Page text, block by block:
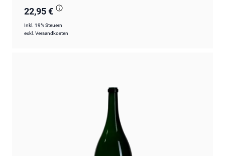
22,95 €
Inkl. 19% Steuern
exkl. Versandkosten